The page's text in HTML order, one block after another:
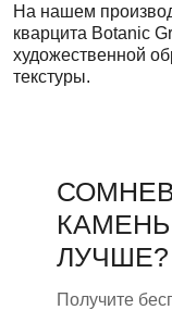
На нашем
кварцита Botanic
художественной
текстуры.
ЛУЧШЕ?
Получите